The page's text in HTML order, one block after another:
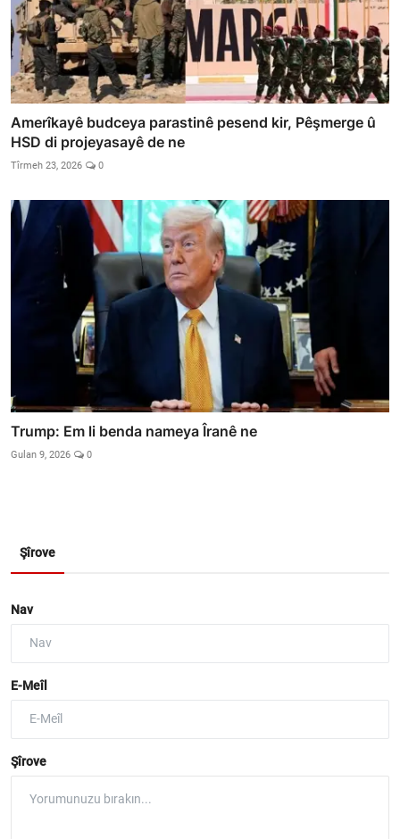
Amerîkayê budceya parastinê pesend kir, Pêşmerge û
HSD di projeyasayê de ne
Tîrmeh 23, 2026 0
Trump: Em li benda nameya Îranê ne
Gulan 9, 2026 0
Şîrove
Nav
E-Meîl
Şîrove